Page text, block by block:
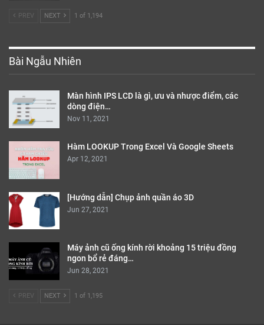
PREV NEXT 1 of 1,194
Bài Ngẫu Nhiên
Màn hình IPS LCD là gì, ưu và nhược điểm, các
dòng điện…
Nov 11, 2021
Hàm LOOKUP Trong Excel Và Google Sheets
Apr 12, 2021
[Hướng dẫn] Chụp ảnh quần áo 3D
Jun 27, 2021
Máy ảnh cũ ống kính rời khoảng 15 triệu đồng
ngon bổ rẻ đáng…
Jun 28, 2021
PREV NEXT 1 of 1,195